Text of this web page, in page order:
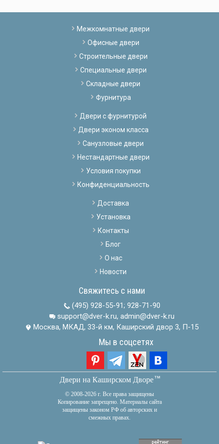
Межкомнатные двери
Офисные двери
Строительные двери
Специальные двери
Складные двери
Фурнитура
Двери с фурнитурой
Двери эконом класса
Санузловые двери
Нестандартные двери
Условия покупки
Конфиденциальность
Доставка
Установка
Контакты
Блог
О нас
Новости
Свяжитесь с нами
(495) 928-55-91; 928-71-90
support@dver-k.ru, admin@dver-k.ru
Москва, МКАД, 33-й км, Каширский двор 3, П-15
Мы в соцсетях
Двери на Каширском Дворетм
© 2008-2026 г. Все права защищены
Копирование запрещено. Материалы сайта
защищены законом РФ об авторских и
смежных правах.